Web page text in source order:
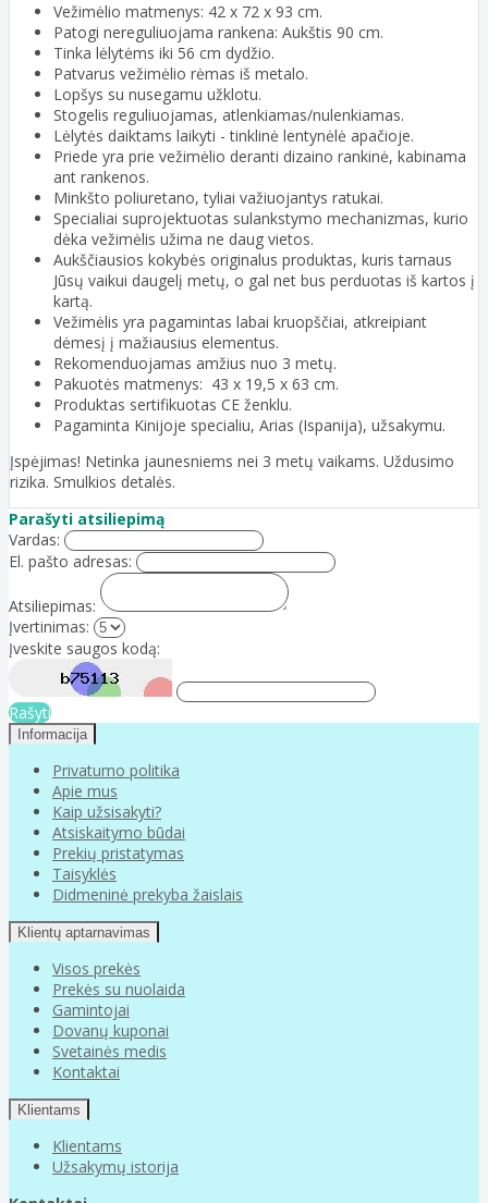
Vežimėlio matmenys: 42 x 72 x 93 cm.
Patogi nereguliuojama rankena: Aukštis 90 cm.
Tinka lėlytėms iki 56 cm dydžio.
Patvarus vežimėlio rėmas iš metalo.
Lopšys su nusegamu užklotu.
Stogelis reguliuojamas, atlenkiamas/nulenkiamas.
Lėlytės daiktams laikyti - tinklinė lentynėlė apačioje.
Priede yra prie vežimėlio deranti dizaino rankinė, kabinama
ant rankenos.
Minkšto poliuretano, tyliai važiuojantys ratukai.
Specialiai suprojektuotas sulankstymo mechanizmas, kurio
dėka vežimėlis užima ne daug vietos.
Aukščiausios kokybės originalus produktas, kuris tarnaus
Jūsų vaikui daugelį metų, o gal net bus perduotas iš kartos į
kartą.
Vežimėlis yra pagamintas labai kruopščiai, atkreipiant
dėmesį į mažiausius elementus.
Rekomenduojamas amžius nuo 3 metų.
Pakuotės matmenys: 43 x 19,5 x 63 cm.
Produktas sertifikuotas CE ženklu.
Pagaminta Kinijoje specialiu, Arias (Ispanija), užsakymu.
Įspėjimas! Netinka jaunesniems nei 3 metų vaikams. Uždusimo
rizika. Smulkios detalės.
Parašyti atsiliepimą
Vardas:
El. pašto adresas:
Atsiliepimas:
Įvertinimas:
Įveskite saugos kodą:
Rašyti
Informacija
Privatumo politika
Apie mus
Kaip užsisakyti?
Atsiskaitymo būdai
Prekių pristatymas
Taisyklės
Didmeninė prekyba žaislais
Klientų aptarnavimas
Visos prekės
Prekės su nuolaida
Gamintojai
Dovanų kuponai
Svetainės medis
Kontaktai
Klientams
Klientams
Užsakymų istorija